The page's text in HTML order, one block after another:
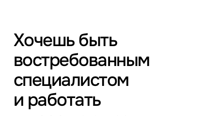
Хочешь быть
востребованным
специалистом
и работать